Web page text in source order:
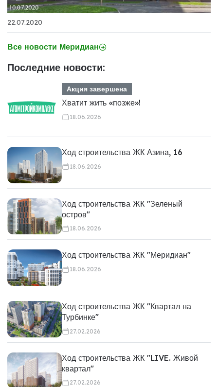
22.07.2020
Все новости Меридиан
Последние новости:
Акция завершена
Хватит жить «позже»!
18.06.2026
Ход строительства ЖК Азина, 16
18.06.2026
Ход строительства ЖК "Зеленый
остров"
18.06.2026
Ход строительства ЖК "Меридиан"
18.06.2026
Ход строительства ЖК "Квартал на
Турбинке"
27.02.2026
Ход строительства ЖК "LIVE. Живой
квартал"
27.02.2026